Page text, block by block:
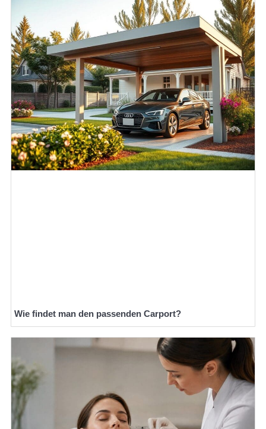
Wie findet man den passenden Carport?